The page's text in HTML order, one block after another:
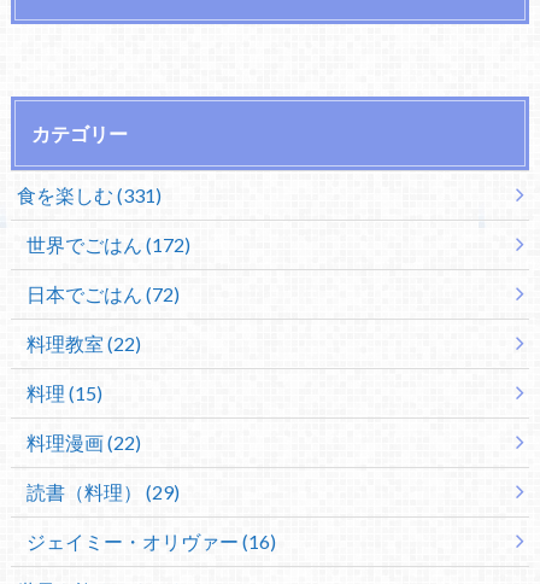
カテゴリー
食を楽しむ (331)
世界でごはん (172)
日本でごはん (72)
料理教室 (22)
料理 (15)
料理漫画 (22)
読書（料理） (29)
ジェイミー・オリヴァー (16)